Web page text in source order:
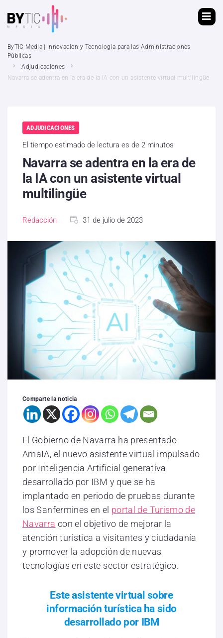
ByTIC Media | Innovación y Tecnología para las Administraciones
Públicas
Adjudicaciones
Navarra se adentra en la era de la IA con un asistente virtual multilingüe
ADJUDICACIONES
El tiempo estimado de lectura es de 2 minutos
Navarra se adentra en la era de
la IA con un asistente virtual
multilingüe
Redacción 31 de julio de 2023
Comparte la noticia
El Gobierno de Navarra ha presentado
AmaIA, el nuevo asistente virtual impulsado
por Inteligencia Artificial generativa
desarrollado por IBM y que se ha
implantado en periodo de pruebas durante
los Sanfermines en el portal de Turismo de
Navarra con el objetivo de mejorar la
atención turística a visitantes y ciudadanía
y promover la adopción de nuevas
tecnologías en este sector estratégico.
Este asistente virtual sobre
información turística ha sido
desarrollado por IBM